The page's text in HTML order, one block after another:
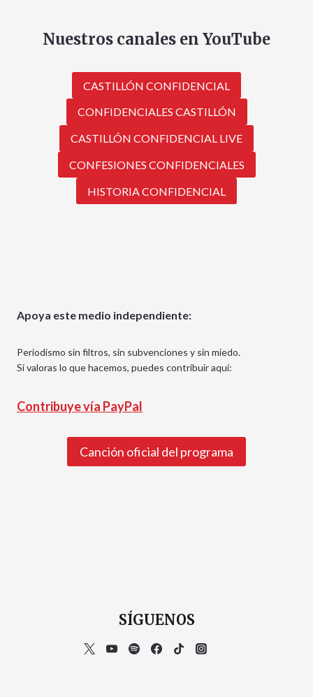
Nuestros canales en YouTube
CASTILLÓN CONFIDENCIAL
CONFIDENCIALES CASTILLÓN
CASTILLÓN CONFIDENCIAL LIVE
CONFESIONES CONFIDENCIALES
HISTORIA CONFIDENCIAL
Apoya este medio independiente:
Periodismo sin filtros, sin subvenciones y sin miedo.
Si valoras lo que hacemos, puedes contribuir aquí:
Contribuye vía PayPal
Canción oficial del programa
SÍGUENOS